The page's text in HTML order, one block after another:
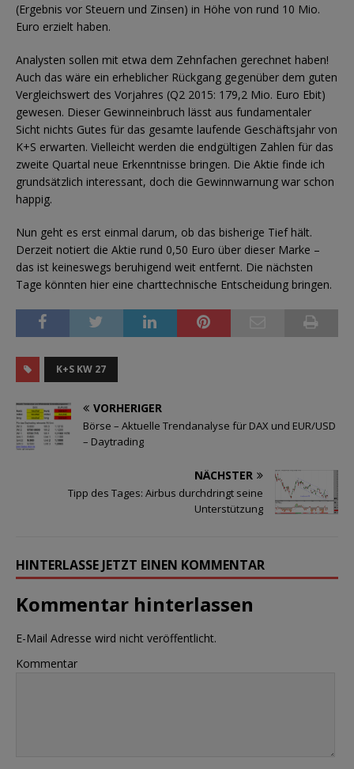
(Ergebnis vor Steuern und Zinsen) in Höhe von rund 10 Mio.
Euro erzielt haben.
Analysten sollen mit etwa dem Zehnfachen gerechnet haben!
Auch das wäre ein erheblicher Rückgang gegenüber dem guten
Vergleichswert des Vorjahres (Q2 2015: 179,2 Mio. Euro Ebit)
gewesen. Dieser Gewinneinbruch lässt aus fundamentaler
Sicht nichts Gutes für das gesamte laufende Geschäftsjahr von
K+S erwarten. Vielleicht werden die endgültigen Zahlen für das
zweite Quartal neue Erkenntnisse bringen. Die Aktie finde ich
grundsätzlich interessant, doch die Gewinnwarnung war schon
happig.
Nun geht es erst einmal darum, ob das bisherige Tief hält.
Derzeit notiert die Aktie rund 0,50 Euro über dieser Marke –
das ist keineswegs beruhigend weit entfernt. Die nächsten
Tage könnten hier eine charttechnische Entscheidung bringen.
K+S KW 27
VORHERIGER
Börse – Aktuelle Trendanalyse für DAX und EUR/USD
– Daytrading
NÄCHSTER
Tipp des Tages: Airbus durchdringt seine
Unterstützung
HINTERLASSE JETZT EINEN KOMMENTAR
Kommentar hinterlassen
E-Mail Adresse wird nicht veröffentlicht.
Kommentar